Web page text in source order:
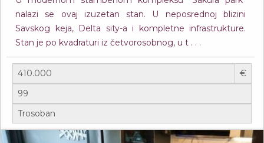
nalazi se ovaj izuzetan stan. U neposrednoj blizini
Savskog keja, Delta sity-a i kompletne infrastrukture.
Stan je po kvadraturi iz četvorosobnog, u t . . .
€